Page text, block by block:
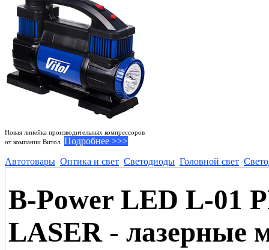
Новая линейка производительных компрессоров
от компании Витол.
Подробнее >>>
Автотовары Оптика и свет Светодиоды Головной свет
B-Power LED L-01
LASER - лазерные